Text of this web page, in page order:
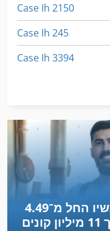
Case Ih 2150
Case Ih 245
Case Ih 3394
Case Ih 745 Xla
Case Ih 9230
Case Ih 9370
Case Ih Cvx 1155
11 מיליון קונים